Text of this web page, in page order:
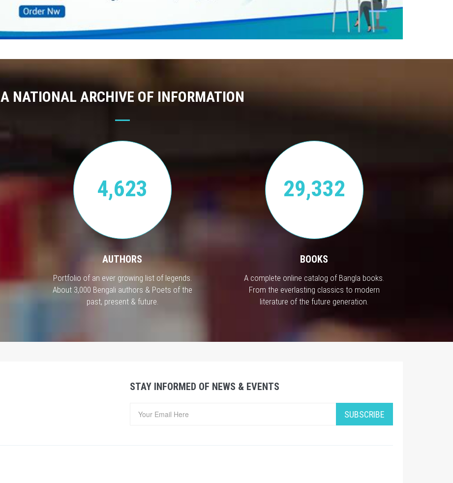
A NATIONAL ARCHIVE OF INFORMATION
4,623
AUTHORS
Portfolio of an ever growing list of legends.
About 3,000 Bengali authors & Poets of the
past, present & future.
29,332
BOOKS
A complete online catalog of Bangla books.
From the everlasting classics to modern
literature of the future generation.
STAY INFORMED OF NEWS & EVENTS
SUBSCRIBE